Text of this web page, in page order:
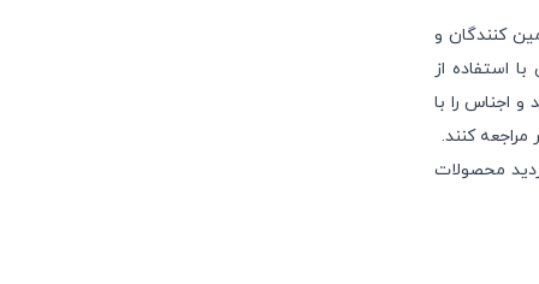
کنندگان و
استفاده از
و اجناس را با
کنند.
محصولات